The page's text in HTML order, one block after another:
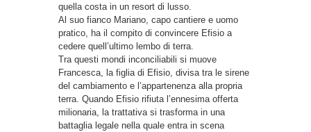
quella costa in un resort di lusso.
Al suo fianco Mariano, capo cantiere e uomo
pratico, ha il compito di convincere Efisio a
cedere quell’ultimo lembo di terra.
Tra questi mondi inconciliabili si muove
Francesca, la figlia di Efisio, divisa tra le sirene
del cambiamento e l’appartenenza alla propria
terra. Quando Efisio rifiuta l’ennesima offerta
milionaria, la trattativa si trasforma in una
battaglia legale nella quale entra in scena